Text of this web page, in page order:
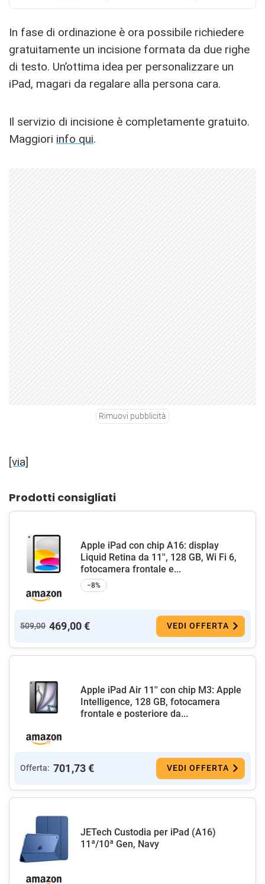
In fase di ordinazione è ora possibile richiedere
gratuitamente un incisione formata da due righe
di testo. Un’ottima idea per personalizzare un
iPad, magari da regalare alla persona cara.
Il servizio di incisione è completamente gratuito.
Maggiori info qui.
Rimuovi pubblicità
[via]
Prodotti consigliati
Apple iPad con chip A16: display
Liquid Retina da 11'', 128 GB, Wi Fi 6,
fotocamera frontale e...
−8%
509,00 469,00 € VEDI OFFERTA
Apple iPad Air 11'' con chip M3: Apple
Intelligence, 128 GB, fotocamera
frontale e posteriore da...
Offerta: 701,73 € VEDI OFFERTA
JETech Custodia per iPad (A16)
11ª/10ª Gen, Navy